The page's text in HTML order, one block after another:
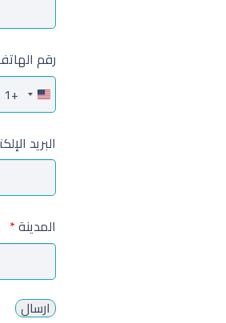
رقم
United
+1
+1
البريد
المدينة*